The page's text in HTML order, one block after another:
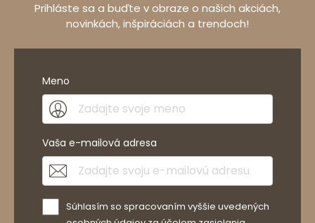
Prihláste sa a buďte v obraze o našich akciách,
novinkách, inšpiráciách a trendoch!
Meno
Vaša e-mailová adresa
Súhlasím so spracovaním vyššie uvedených